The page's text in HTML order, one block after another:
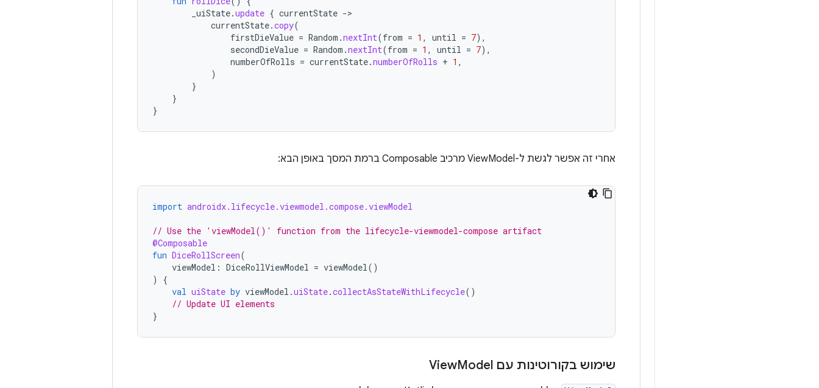
_uiState.update { currentState -
currentState.copy(
firstDieValue = Random .nextInt(from = 1 , until = 7),
secondDieValue = Random .nextInt(from = 1 , until = 7),
numberOfRolls = currentState.numberOfRolls + 1 ,
)
}
}
}
אחרי זה אפשר לגשת ל-ViewModel מרכיב Composable ברמת המסך באופן הבא:
import androidx.lifecycle.viewmodel.compose.viewModel
// Use the 'viewModel()' function from the lifecycle-viewmodel-compose artifact
@Composable
fun DiceRollScreen(
viewModel : DiceRollViewModel = viewModel()
)
{
val uiState by viewModel .uiState.collectAsStateWithLifecycle()
// Update UI elements
}
שימוש בקורוטינות עם View Model